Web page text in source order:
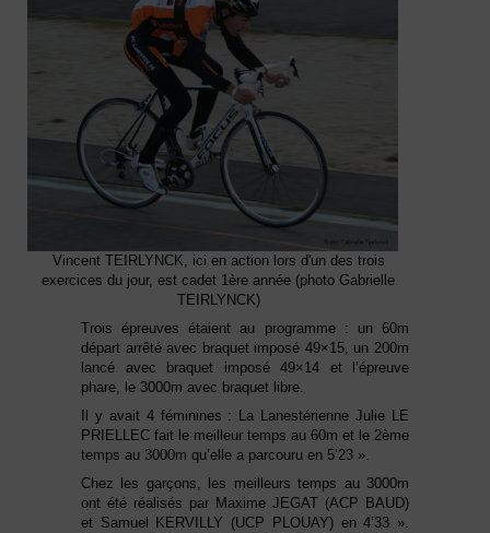
Vincent TEIRLYNCK, ici en action lors d'un des trois
exercices du jour, est cadet 1ère année (photo Gabrielle
TEIRLYNCK)
Trois épreuves étaient au programme : un 60m
départ arrêté avec braquet imposé 49×15, un 200m
lancé avec braquet imposé 49×14 et l’épreuve
phare, le 3000m avec braquet libre.
Il y avait 4 féminines : La Lanestérienne Julie LE
PRIELLEC fait le meilleur temps au 60m et le 2ème
temps au 3000m qu’elle a parcouru en 5’23 ».
Chez les garçons, les meilleurs temps au 3000m
ont été réalisés par Maxime JEGAT (ACP BAUD)
et Samuel KERVILLY (UCP PLOUAY) en 4’33 ».